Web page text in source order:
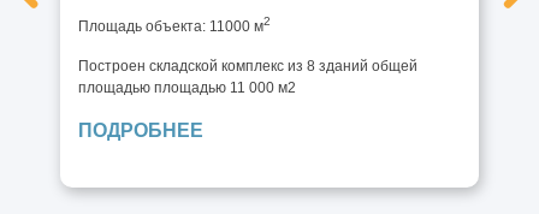
Площадь объекта: 11000 м2
Построен складской комплекс из 8 зданий общей
площадью площадью 11 000 м2
ПОДРОБНЕЕ